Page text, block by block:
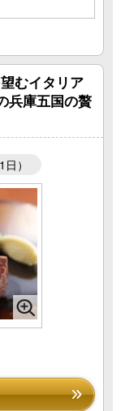
むイタリア
兵庫五国の贅
）